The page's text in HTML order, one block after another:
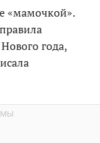
«мамочкой».
года,